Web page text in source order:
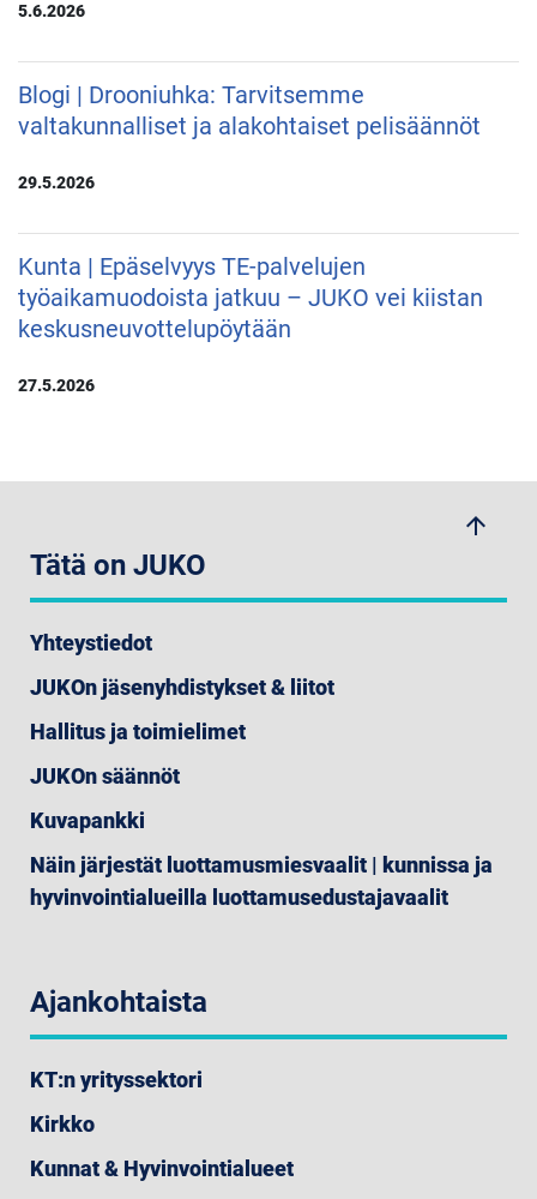
5.6.2026
Blogi | Drooniuhka: Tarvitsemme
valtakunnalliset ja alakohtaiset pelisäännöt
29.5.2026
Kunta | Epäselvyys TE-palvelujen
työaikamuodoista jatkuu – JUKO vei kiistan
keskusneuvottelupöytään
27.5.2026
arrow_upwards
Tätä on JUKO
Yhteystiedot
JUKOn jäsenyhdistykset & liitot
Hallitus ja toimielimet
JUKOn säännöt
Kuvapankki
Näin järjestät luottamusmiesvaalit | kunnissa ja
hyvinvointialueilla luottamusedustajavaalit
Ajankohtaista
KT:n yrityssektori
Kirkko
Kunnat & Hyvinvointialueet